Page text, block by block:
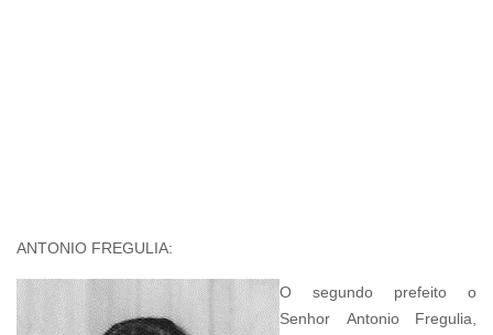
ANTONIO FREGULIA:
O segundo prefeito o
Senhor Antonio Fregulia